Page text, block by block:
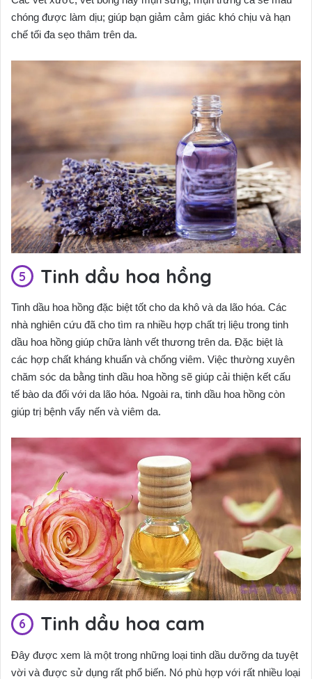
chóng được làm dịu; giúp bạn giảm cảm giác khó chịu và hạn
chế tối đa sẹo thâm trên da.
Tinh dầu hoa hồng
Tinh dầu hoa hồng đặc biệt tốt cho da khô và da lão hóa. Các
nhà nghiên cứu đã cho tìm ra nhiều hợp chất trị liệu trong tinh
dầu hoa hồng giúp chữa lành vết thương trên da. Đặc biệt là
các hợp chất kháng khuẩn và chống viêm. Việc thường xuyên
chăm sóc da bằng tinh dầu hoa hồng sẽ giúp cải thiện kết cấu
tế bào da đối với da lão hóa. Ngoài ra, tinh dầu hoa hồng còn
giúp trị bệnh vẩy nến và viêm da.
Tinh dầu hoa cam
Đây được xem là một trong những loại tinh dầu dưỡng da tuyệt
vời và được sử dụng rất phổ biến. Nó phù hợp với rất nhiều loại